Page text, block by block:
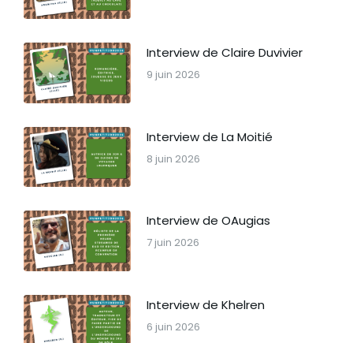
Interview de Claire Duvivier
9 juin 2026
Interview de La Moitié
8 juin 2026
Interview de OAugias
7 juin 2026
Interview de Khelren
6 juin 2026